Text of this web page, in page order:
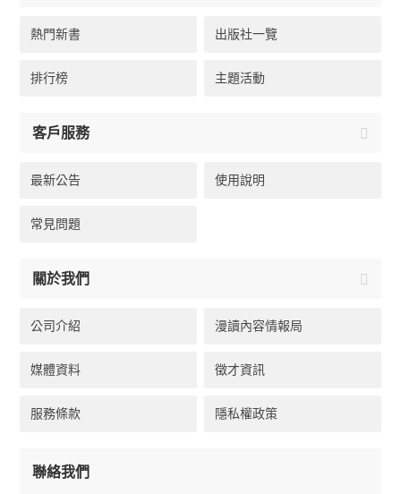
熱門新書 出版社一覽
排行榜 主題活動
客戶服務
最新公告 使用說明
常見問題
關於我們
公司介紹 漫讀內容情報局
媒體資料 徵才資訊
服務條款 隱私權政策
聯絡我們